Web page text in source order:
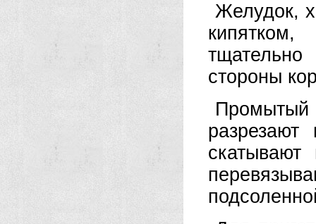
Желудок,
стороны